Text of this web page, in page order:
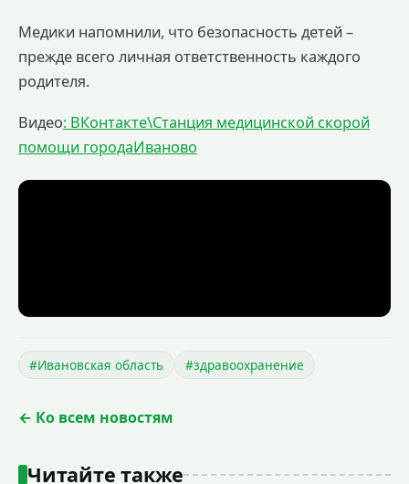
Медики напомнили, что безопасность детей –
прежде всего личная ответственность каждого
родителя.
Видео: ВКонтакте\Станция медицинской скорой
помощи городаИваново
#Ивановская область #здравоохранение
← Ко всем новостям
Читайте также